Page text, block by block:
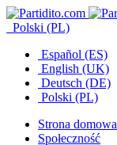
Polski (PL)
Español (ES)
English (UK)
Deutsch (DE)
Polski (PL)
Strona domowa
Społeczność